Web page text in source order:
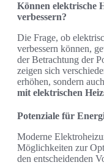
Können elektrische
verbessern?
Die Frage, ob
verbessern können,
der Betrachtung der
zeigen sich
erhöhen, sondern
mit elektrischen
Potenziale für
Moderne
Möglichkeiten zur
den entscheidenden